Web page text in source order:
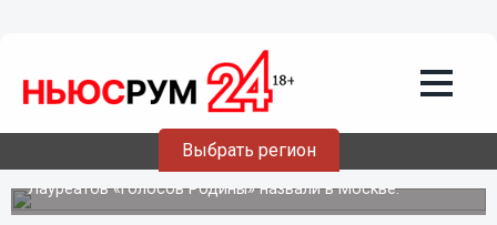
Выбрать регион
Песня нижегородок завоевала
зрительский приз на патриотическом
Лауреатов «Голосов Родины» назвали в Москве.